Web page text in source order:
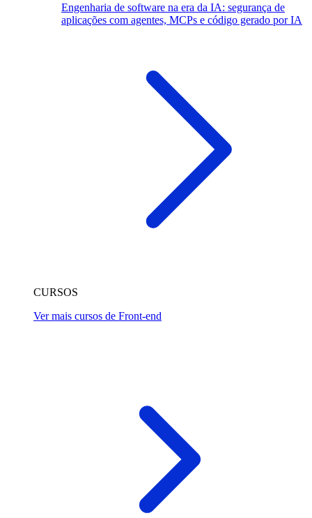
Engenharia de software na era da IA: segurança de
aplicações com agentes, MCPs e código gerado por IA
CURSOS
Ver mais cursos de Front-end